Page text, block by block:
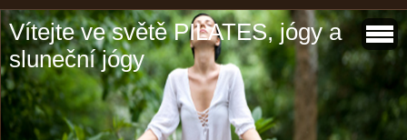
Vítejte ve světě PILATES, jógy a
sluneční jógy